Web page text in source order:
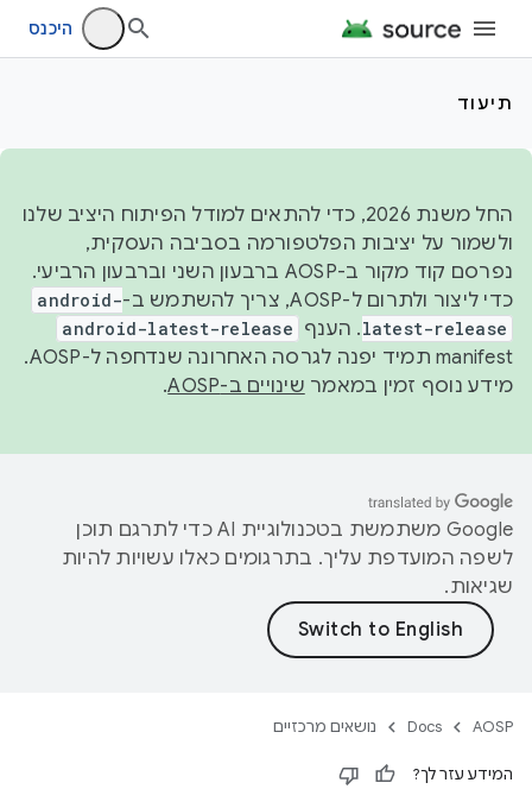
היכנס
תיעוד
החל משנת 2026, כדי להתאים למודל הפיתוח היציב שלנו
ולשמור על יציבות הפלטפורמה בסביבה העסקית,
נפרסם קוד מקור ב-AOSP ברבעון השני וברבעון הרביעי.
כדי ליצור ולתרום ל-AOSP, צריך להשתמש ב-
android-
latest-release. הענף android-latest-release
manifest תמיד יפנה לגרסה האחרונה שנדחפה ל-AOSP.
מידע נוסף זמין במאמר שינויים ב-AOSP .
‫Google משתמשת בטכנולוגיית AI כדי לתרגם תוכן
לשפה המועדפת עליך. בתרגומים כאלו עשויות להיות
שגיאות.
AOSP
Docs נושאים מרכזיים
המידע עזר לך?